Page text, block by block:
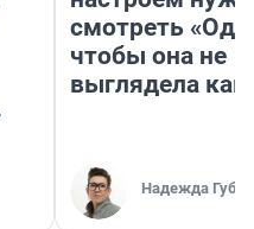
смотреть
чтобы она не
выглядела как
Надежда